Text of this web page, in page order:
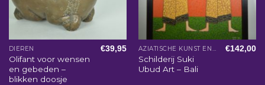
DIEREN
Olifant voor wensen
en gebeden –
blikken doosje
€39,95 AZIATISCHE KUNST EN WOONACCESSOIRES
Schilderij Suki
Ubud Art – Bali
€142,00